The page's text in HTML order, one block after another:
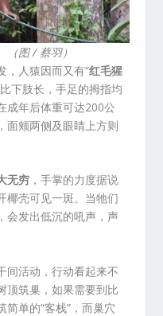
图 / 蔡羽）
，人猿因而又有“红毛猩
下肢长，手足的拇指均
成年后体重可达200公
面颊两侧及眼睛上方则
无穷 ，手掌的力度据说
椰壳可见一斑。当牠们
会发出低沉的吼声，声
间活动，行动看起来不
顶筑巢，如果需要到比
单的“客栈”，而巢穴